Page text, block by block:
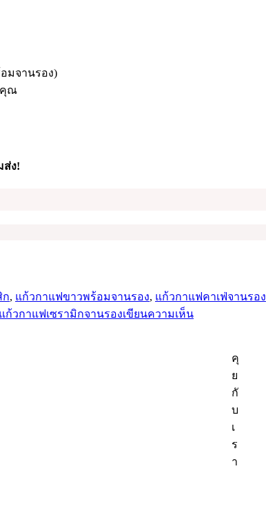
มจานรอง)
คุณ
ส่ง!
ก, แก้วกาแฟขาวพร้อมจานรอง, แก้วกาแฟคาเฟ่จานรอง
แก้วกาแฟเซรามิกจานรองเขียนความเห็นบน
คุ
ย
กั
บ
เ
ร
า